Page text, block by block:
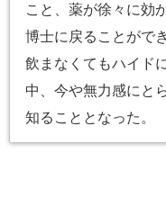
こと、薬が徐々に効
博士に戻ることがで
飲まなくてもハイド
中、今や無力感にと
知ることとなった。